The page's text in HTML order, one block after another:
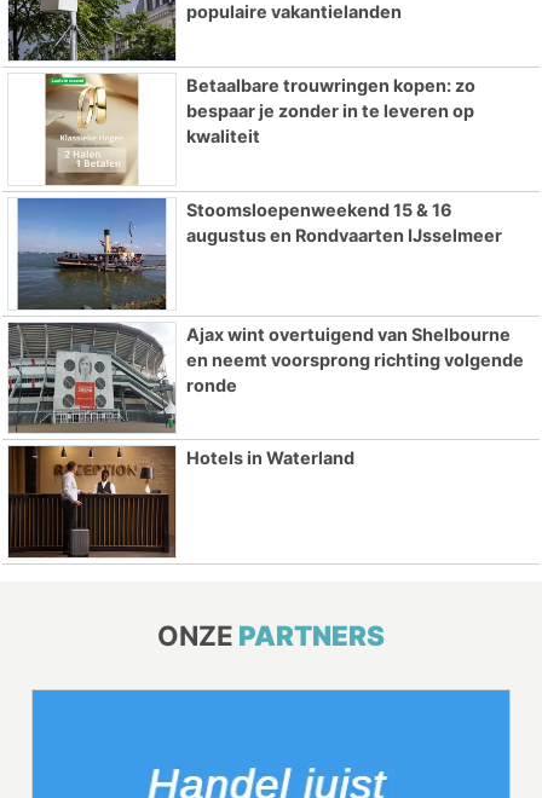
populaire vakantielanden
Betaalbare trouwringen kopen: zo
bespaar je zonder in te leveren op
kwaliteit
Stoomsloepenweekend 15 & 16
augustus en Rondvaarten IJsselmeer
Ajax wint overtuigend van Shelbourne
en neemt voorsprong richting volgende
ronde
Hotels in Waterland
ONZE PARTNERS